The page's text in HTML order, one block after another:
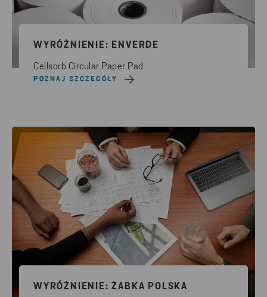
WYRÓŻNIENIE: ENVERDE
Cellsorb Circular Paper Pad
POZNAJ SZCZEGÓŁY
WYRÓŻNIENIE: ŻABKA POLSKA